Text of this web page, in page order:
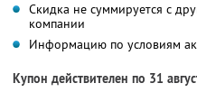
Скидка не суммируется с
компании
Информацию по условиям
Купон действителен по 31